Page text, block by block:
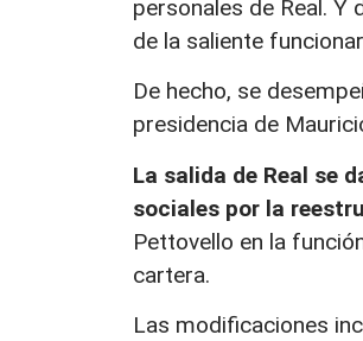
personales de Real. Y
de la saliente
De hecho, se
presidencia de
La salida de Real se
sociales por la
Pettovello en la
cartera.
Las modificaciones